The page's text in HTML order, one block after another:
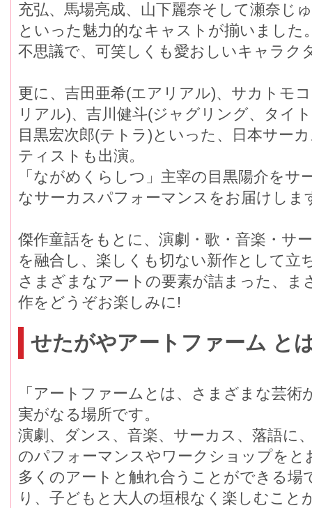
充弘、馬場亮成、山下麗奈そして瀬奈じ
といった魅力的なキャストが揃いました
不思議で、可笑しくも愛おしいキャラク
更に、吉田亜希(エアリアル)、サカトモ
リアル)、吉川健斗(ジャグリング、タイ
目黒宏次郎(テトラ)といった、日本サー
ティストも出演。
「ながめくらしつ」主宰の目黒陽介をサ
なサーカスパフォーマンスをお届けしま
傑作童話をもとに、演劇・歌・音楽・サ
を融合し、楽しくも切ない新作として立
さまざまなアートの要素が詰まった、ま
作をどうぞお楽しみに!
せたがやアートファーム と
「アートファームとは、さまざまな芸
実がなる場所です。
演劇、ダンス、音楽、サーカス、落語に
のパフォーマンスやワークショップをと
多くのアートと触れ合うことができる場
り、子どもと大人の垣根なく楽しむこと